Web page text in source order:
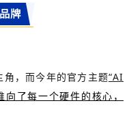
牌
，而今年的官方主题“AI
向了每一个硬件的核心，